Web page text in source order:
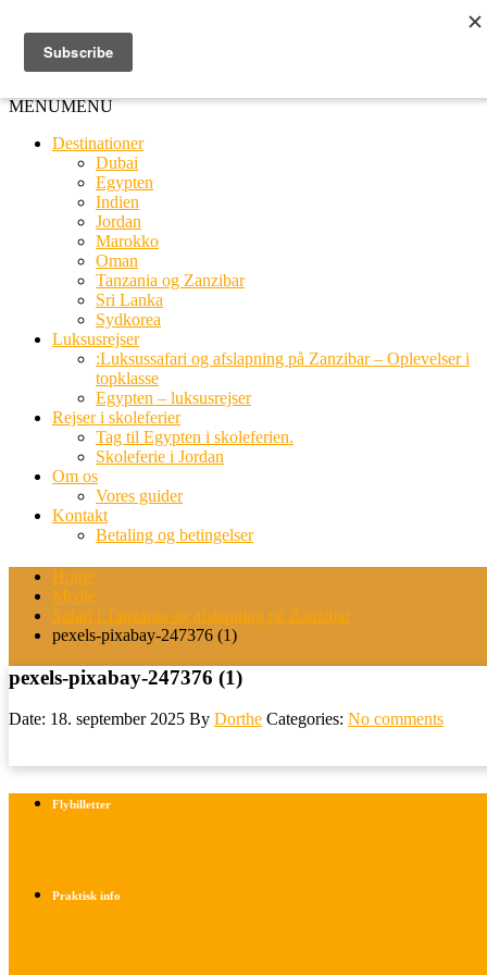
MENUMENU
Destinationer
Dubai
Egypten
Indien
Jordan
Marokko
Oman
Tanzania og Zanzibar
Sri Lanka
Sydkorea
Luksusrejser
:Luksussafari og afslapning på Zanzibar – Oplevelser i
topklasse
Egypten – luksusrejser
Rejser i skoleferier
Tag til Egypten i skoleferien.
Skoleferie i Jordan
Om os
Vores guider
Kontakt
Betaling og betingelser
Home
Medie
Safari i Tanzania og afslapning på Zanzibar
pexels-pixabay-247376 (1)
pexels-pixabay-247376 (1)
Date: 18. september 2025 By Dorthe Categories: No comments
Flybilletter
Praktisk info